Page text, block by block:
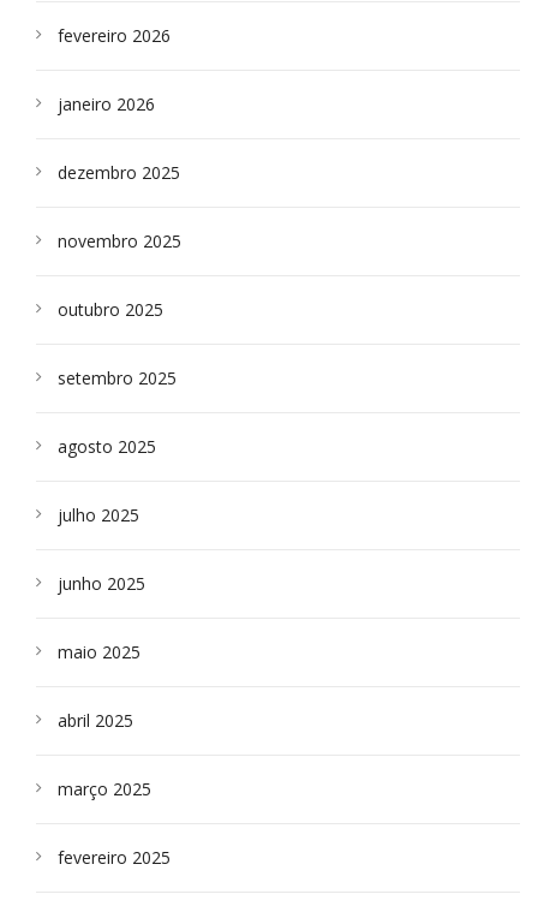
fevereiro 2026
janeiro 2026
dezembro 2025
novembro 2025
outubro 2025
setembro 2025
agosto 2025
julho 2025
junho 2025
maio 2025
abril 2025
março 2025
fevereiro 2025